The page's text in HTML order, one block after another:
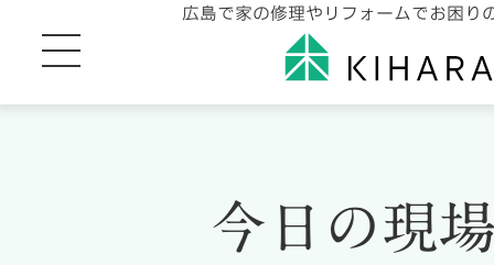
広島で家の修理やリフォームでお困り
今日の現